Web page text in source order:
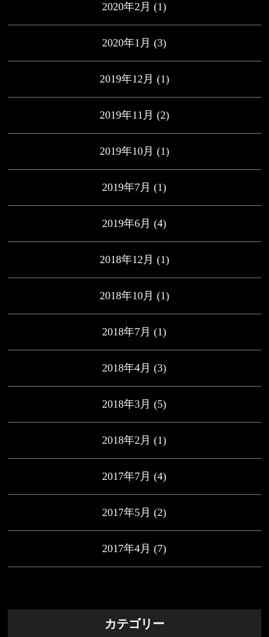
2020年2月 (1)
2020年1月 (3)
2019年12月 (1)
2019年11月 (2)
2019年10月 (1)
2019年7月 (1)
2019年6月 (4)
2018年12月 (1)
2018年10月 (1)
2018年7月 (1)
2018年4月 (3)
2018年3月 (5)
2018年2月 (1)
2017年7月 (4)
2017年5月 (2)
2017年4月 (7)
カテゴリー